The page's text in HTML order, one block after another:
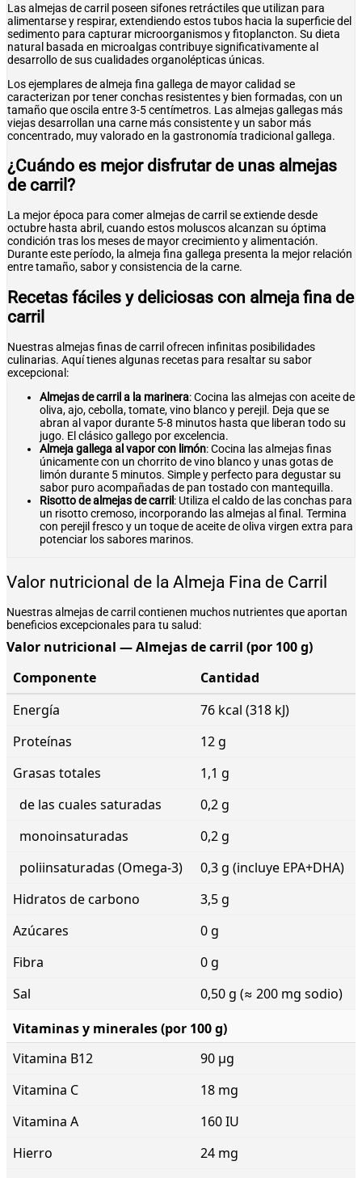
Las almejas de carril poseen sifones retráctiles que utilizan para
alimentarse y respirar, extendiendo estos tubos hacia la superficie del
sedimento para capturar microorganismos y fitoplancton. Su dieta
natural basada en microalgas contribuye significativamente al
desarrollo de sus cualidades organolépticas únicas.
Los ejemplares de almeja fina gallega de mayor calidad se
caracterizan por tener conchas resistentes y bien formadas, con un
tamaño que oscila entre 3-5 centímetros. Las almejas gallegas más
viejas desarrollan una carne más consistente y un sabor más
concentrado, muy valorado en la gastronomía tradicional gallega.
¿Cuándo es mejor disfrutar de unas almejas
de carril?
La mejor época para comer almejas de carril se extiende desde
octubre hasta abril, cuando estos moluscos alcanzan su óptima
condición tras los meses de mayor crecimiento y alimentación.
Durante este período, la almeja fina gallega presenta la mejor relación
entre tamaño, sabor y consistencia de la carne.
Recetas fáciles y deliciosas con almeja fina de
carril
Nuestras almejas finas de carril ofrecen infinitas posibilidades
culinarias. Aquí tienes algunas recetas para resaltar su sabor
excepcional:
Almejas de carril a la marinera: Cocina las almejas con aceite de
oliva, ajo, cebolla, tomate, vino blanco y perejil. Deja que se
abran al vapor durante 5-8 minutos hasta que liberan todo su
jugo. El clásico gallego por excelencia.
Almeja gallega al vapor con limón: Cocina las almejas finas
únicamente con un chorrito de vino blanco y unas gotas de
limón durante 5 minutos. Simple y perfecto para degustar su
sabor puro acompañadas de pan tostado con mantequilla.
Risotto de almejas de carril : Utiliza el caldo de las conchas para
un risotto cremoso, incorporando las almejas al final. Termina
con perejil fresco y un toque de aceite de oliva virgen extra para
potenciar los sabores marinos.
Valor nutricional de la Almeja Fina de Carril
Nuestras almejas de carril contienen muchos nutrientes que aportan
beneficios excepcionales para tu salud:
Valor nutricional — Almejas de carril (por 100 g)
Componente
Cantidad
Energía
76 kcal (318 kJ)
Proteínas
12 g
Grasas totales
1,1 g
de las cuales saturadas
0,2 g
monoinsaturadas
0,2 g
poliinsaturadas (Omega-3)
0,3 g (incluye EPA+DHA)
Hidratos de carbono
3,5 g
Azúcares
0 g
Fibra
0 g
Sal
0,50 g (≈ 200 mg sodio)
Vitaminas y minerales (por 100 g)
Vitamina B12
90 μg
Vitamina C
18 mg
Vitamina A
160 IU
Hierro
24 mg